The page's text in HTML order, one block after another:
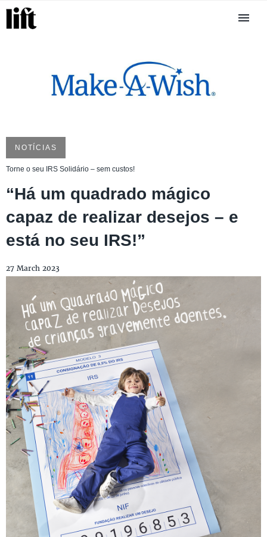
NOTÍCIAS
Torne o seu IRS Solidário – sem custos!
“Há um quadrado mágico
capaz de realizar desejos – e
está no seu IRS!”
27 March 2023